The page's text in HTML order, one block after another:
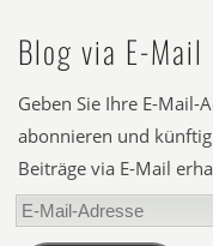
Blog via E-Mail
Geben Sie Ihre E-Mail-
abonnieren und
Beiträge via E-Mail
E-
Mail-